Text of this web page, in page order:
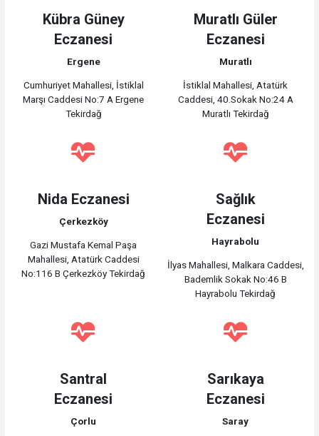
Kübra Güney
Eczanesi
Ergene
Cumhuriyet Mahallesi, İstiklal
Marşı Caddesi No:7 A Ergene
Tekirdağ
Muratlı Güler
Eczanesi
Muratlı
İstiklal Mahallesi, Atatürk
Caddesi, 40.Sokak No:24 A
Muratlı Tekirdağ
Nida Eczanesi
Çerkezköy
Gazi Mustafa Kemal Paşa
Mahallesi, Atatürk Caddesi
No:116 B Çerkezköy Tekirdağ
Sağlık
Eczanesi
Hayrabolu
İlyas Mahallesi, Malkara Caddesi,
Bademlik Sokak No:46 B
Hayrabolu Tekirdağ
Santral
Eczanesi
Çorlu
Sarıkaya
Eczanesi
Saray